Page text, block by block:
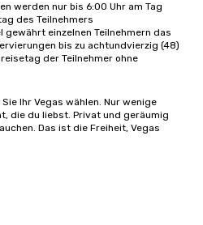
werden nur bis 6:00 Uhr am Tag
des Teilnehmers
gewährt einzelnen Teilnehmern das
bis zu achtundvierzig (48)
der Teilnehmer ohne
Ihr Vegas wählen. Nur wenige
die du liebst. Privat und geräumig
Das ist die Freiheit, Vegas